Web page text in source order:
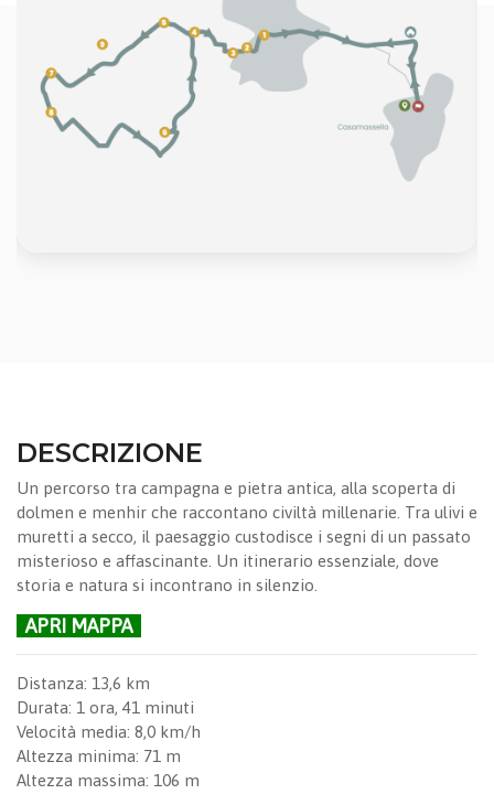
DESCRIZIONE
Un percorso tra campagna e pietra antica, alla scoperta di
dolmen e menhir che raccontano civiltà millenarie. Tra ulivi e
muretti a secco, il paesaggio custodisce i segni di un passato
misterioso e affascinante. Un itinerario essenziale, dove
storia e natura si incontrano in silenzio.
APRI MAPPA
Distanza: 13,6 km
Durata: 1 ora, 41 minuti
Velocità media: 8,0 km/h
Altezza minima: 71 m
Altezza massima: 106 m